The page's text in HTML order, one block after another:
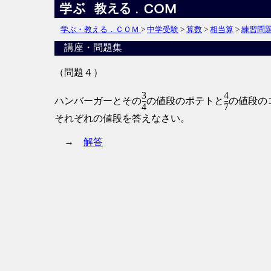
学ぶ・教える．ＣＯＭ > 中学受験 > 算数 > 相当算 > 練習問
講座・問題集
（問題４）
ハンバーガーとその
3
の値段のポテトと
4
の値段の
4
7
それぞれの値段を答えなさい。
→ 解答